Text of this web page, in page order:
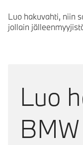
Luo hakuvahti, niin
jollain
Luo